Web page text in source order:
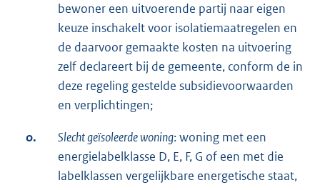
e
n
k
bewoner een uitvoerende partij naar eigen
keuze inschakelt voor isolatiemaatregelen en
de daarvoor gemaakte kosten na uitvoering
zelf declareert bij de gemeente, conform de in
deze regeling gestelde subsidievoorwaarden
en verplichtingen;
o. Slecht geïsoleerde woning: woning met een
energielabelklasse D, E, F, G of een met die
labelklassen vergelijkbare energetische staat,